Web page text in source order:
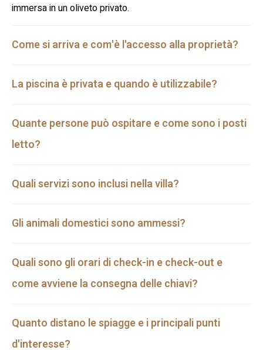
immersa in un oliveto privato.
Come si arriva e com'è l'accesso alla proprietà?
La piscina è privata e quando è utilizzabile?
Quante persone può ospitare e come sono i posti
letto?
Quali servizi sono inclusi nella villa?
Gli animali domestici sono ammessi?
Quali sono gli orari di check-in e check-out e
come avviene la consegna delle chiavi?
Quanto distano le spiagge e i principali punti
d'interesse?